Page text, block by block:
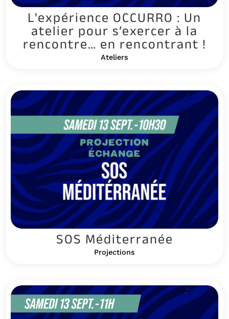
L'expérience OCCURRO : Un
atelier pour s’exercer à la
rencontre… en rencontrant !
Ateliers
SOS Méditerranée
Projections